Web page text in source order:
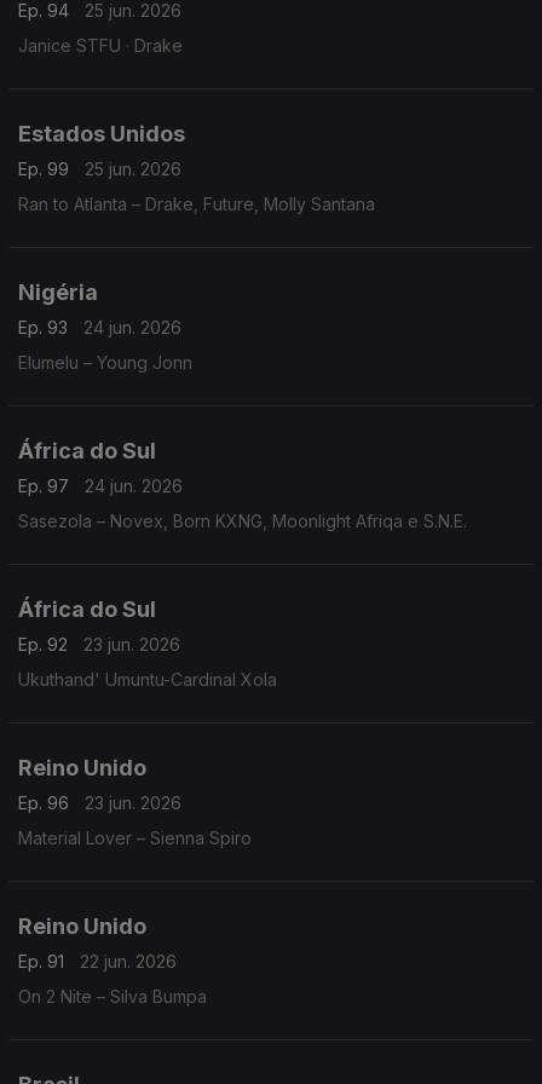
Ep. 94
25 jun. 2026
Janice STFU · Drake
Estados Unidos
Ep. 99
25 jun. 2026
Ran to Atlanta – Drake, Future, Molly Santana
Nigéria
Ep. 93
24 jun. 2026
Elumelu – Young Jonn
África do Sul
Ep. 97
24 jun. 2026
Sasezola – Novex, Born KXNG, Moonlight Afriqa e S.N.E.
África do Sul
Ep. 92
23 jun. 2026
Ukuthand' Umuntu-Cardinal Xola
Reino Unido
Ep. 96
23 jun. 2026
Material Lover – Sienna Spiro
Reino Unido
Ep. 91
22 jun. 2026
On 2 Nite – Silva Bumpa